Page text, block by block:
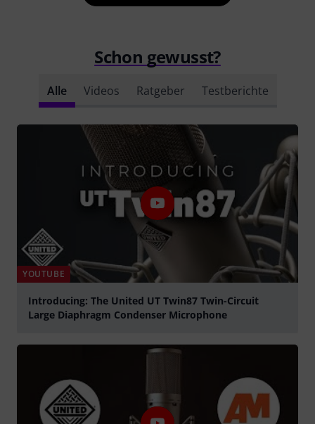
Schon gewusst?
Alle Videos Ratgeber Testberichte
YOUTUBE
Introducing: The United UT Twin87 Twin-Circuit
Large Diaphragm Condenser Microphone